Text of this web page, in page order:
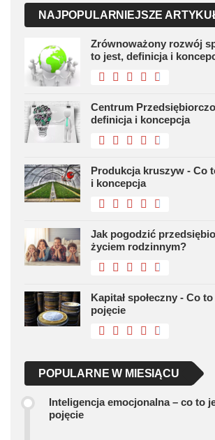
NAJPOPULARNIEJSZE
Zrównoważony rozwój
to jest, definicja i
Centrum
definicja i koncepcja
Produkcja kruszyw - Co
i koncepcja
Jak pogodzić
życiem rodzinnym?
Kapitał społeczny - Co
pojęcie
POPULARNE W MIESIĄCU
Inteligencja emocjonalna – co to
pojęcie